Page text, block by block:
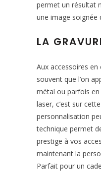
permet un résultat
une image soignée
LA
Aux accessoires
souvent que l’on
métal ou parfois en
laser, c’est sur
personnalisation
technique permet
prestige à vos
maintenant la
Parfait pour un